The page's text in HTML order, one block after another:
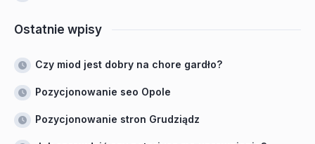
Ostatnie wpisy
Czy miod jest dobry na chore gardło?
Pozycjonowanie seo Opole
Pozycjonowanie stron Grudziądz